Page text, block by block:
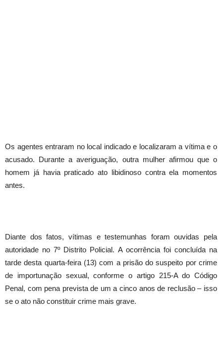
Os agentes entraram no local indicado e localizaram a vítima e o
acusado. Durante a averiguação, outra mulher afirmou que o
homem já havia praticado ato libidinoso contra ela momentos
antes.
Diante dos fatos, vítimas e testemunhas foram ouvidas pela
autoridade no 7º Distrito Policial. A ocorrência foi concluída na
tarde desta quarta-feira (13) com a prisão do suspeito por crime
de importunação sexual, conforme o artigo 215-A do Código
Penal, com pena prevista de um a cinco anos de reclusão – isso
se o ato não constituir crime mais grave.